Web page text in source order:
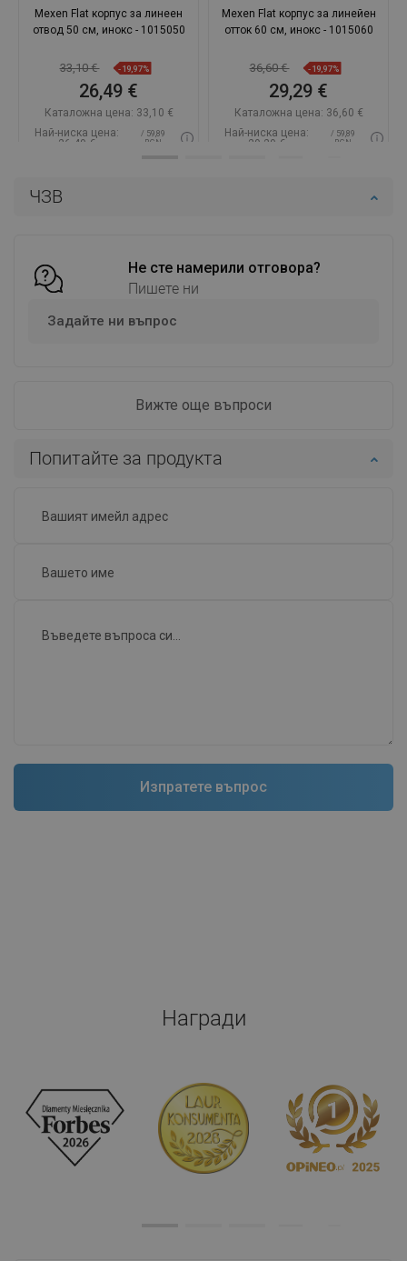
ЧЗВ
Не сте намерили отговора?
Пишете ни
Задайте ни въпрос
Вижте още въпроси
Попитайте за продукта
Mexen Flat корпус за линеен
отвод 50 см, инокс - 1015050
33,10 € -19,97%
26,49 €
Каталожна цена: 33,10 €
Най-ниска цена:
26,49 €
/ 59,89
BGN
Добави в количката
Mexen Flat корпус за линейен
отток 60 см, инокс - 1015060
36,60 € -19,97%
29,29 €
Каталожна цена: 36,60 €
Най-ниска цена:
29,29 €
/ 59,89
BGN
Добави в количката
Награди